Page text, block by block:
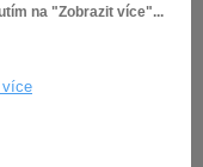
na "Zobrazit více"...
více